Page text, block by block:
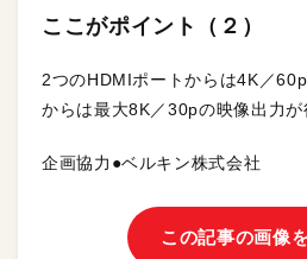
ここがポイント（２）
2つのHDMIポートからは4K／
からは最大8K／30pの映像出力が
企画協力●ベルキン株式会社
この記事の画像